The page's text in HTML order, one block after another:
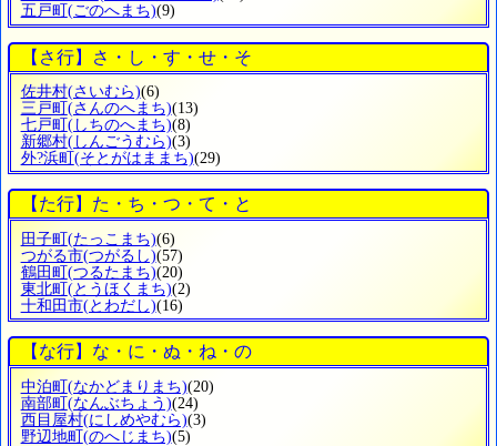
五戸町 (ごのへまち)(9)
【さ行】さ・し・す・せ・そ
佐井村(さいむら)(6)
三戸町 (さんのへまち)(13)
七戸町 (しちのへまち)(8)
新郷村(しんごうむら)(3)
外?浜町 (そとがはままち)(29)
【た行】た・ち・つ・て・と
田子町 (たっこまち)(6)
つがる市(つがるし)(57)
鶴田町 (つるたまち)(20)
東北町 (とうほくまち)(2)
十和田市(とわだし)(16)
【な行】な・に・ぬ・ね・の
中泊町(なかどまりまち)(20)
南部町(なんぶちょう)(24)
西目屋村(にしめやむら)(3)
野辺地町(のへじまち)(5)